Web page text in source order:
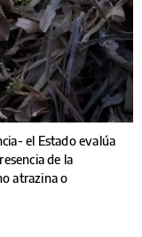
el Estado evalúa
de la
atrazina o